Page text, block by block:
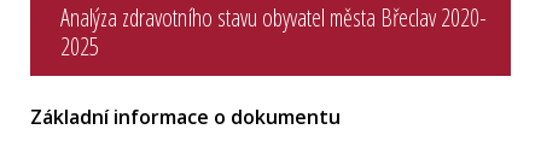
Analýza zdravotního stavu obyvatel města Břeclav 2020-
2025
Základní informace o dokumentu